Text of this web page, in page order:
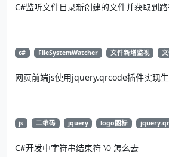
C#监听文件目录新创建的文件并获取到
c# FileSystemWatcher 文件新增监视
网页前端js使用jquery.qrcode插件实现
js 二维码 jquery logo图标
C#开发中字符串结束符 \0 怎么去